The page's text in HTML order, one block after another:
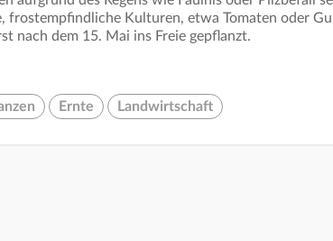
frostempfindliche Kulturen, etwa Tomaten oder
nach dem 15. Mai ins Freie gepflanzt.
Ernte Landwirtschaft